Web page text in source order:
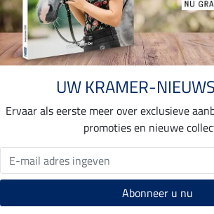
UW KRAMER-
Ervaar als eerste meer over exclusieve
promoties en nieuwe